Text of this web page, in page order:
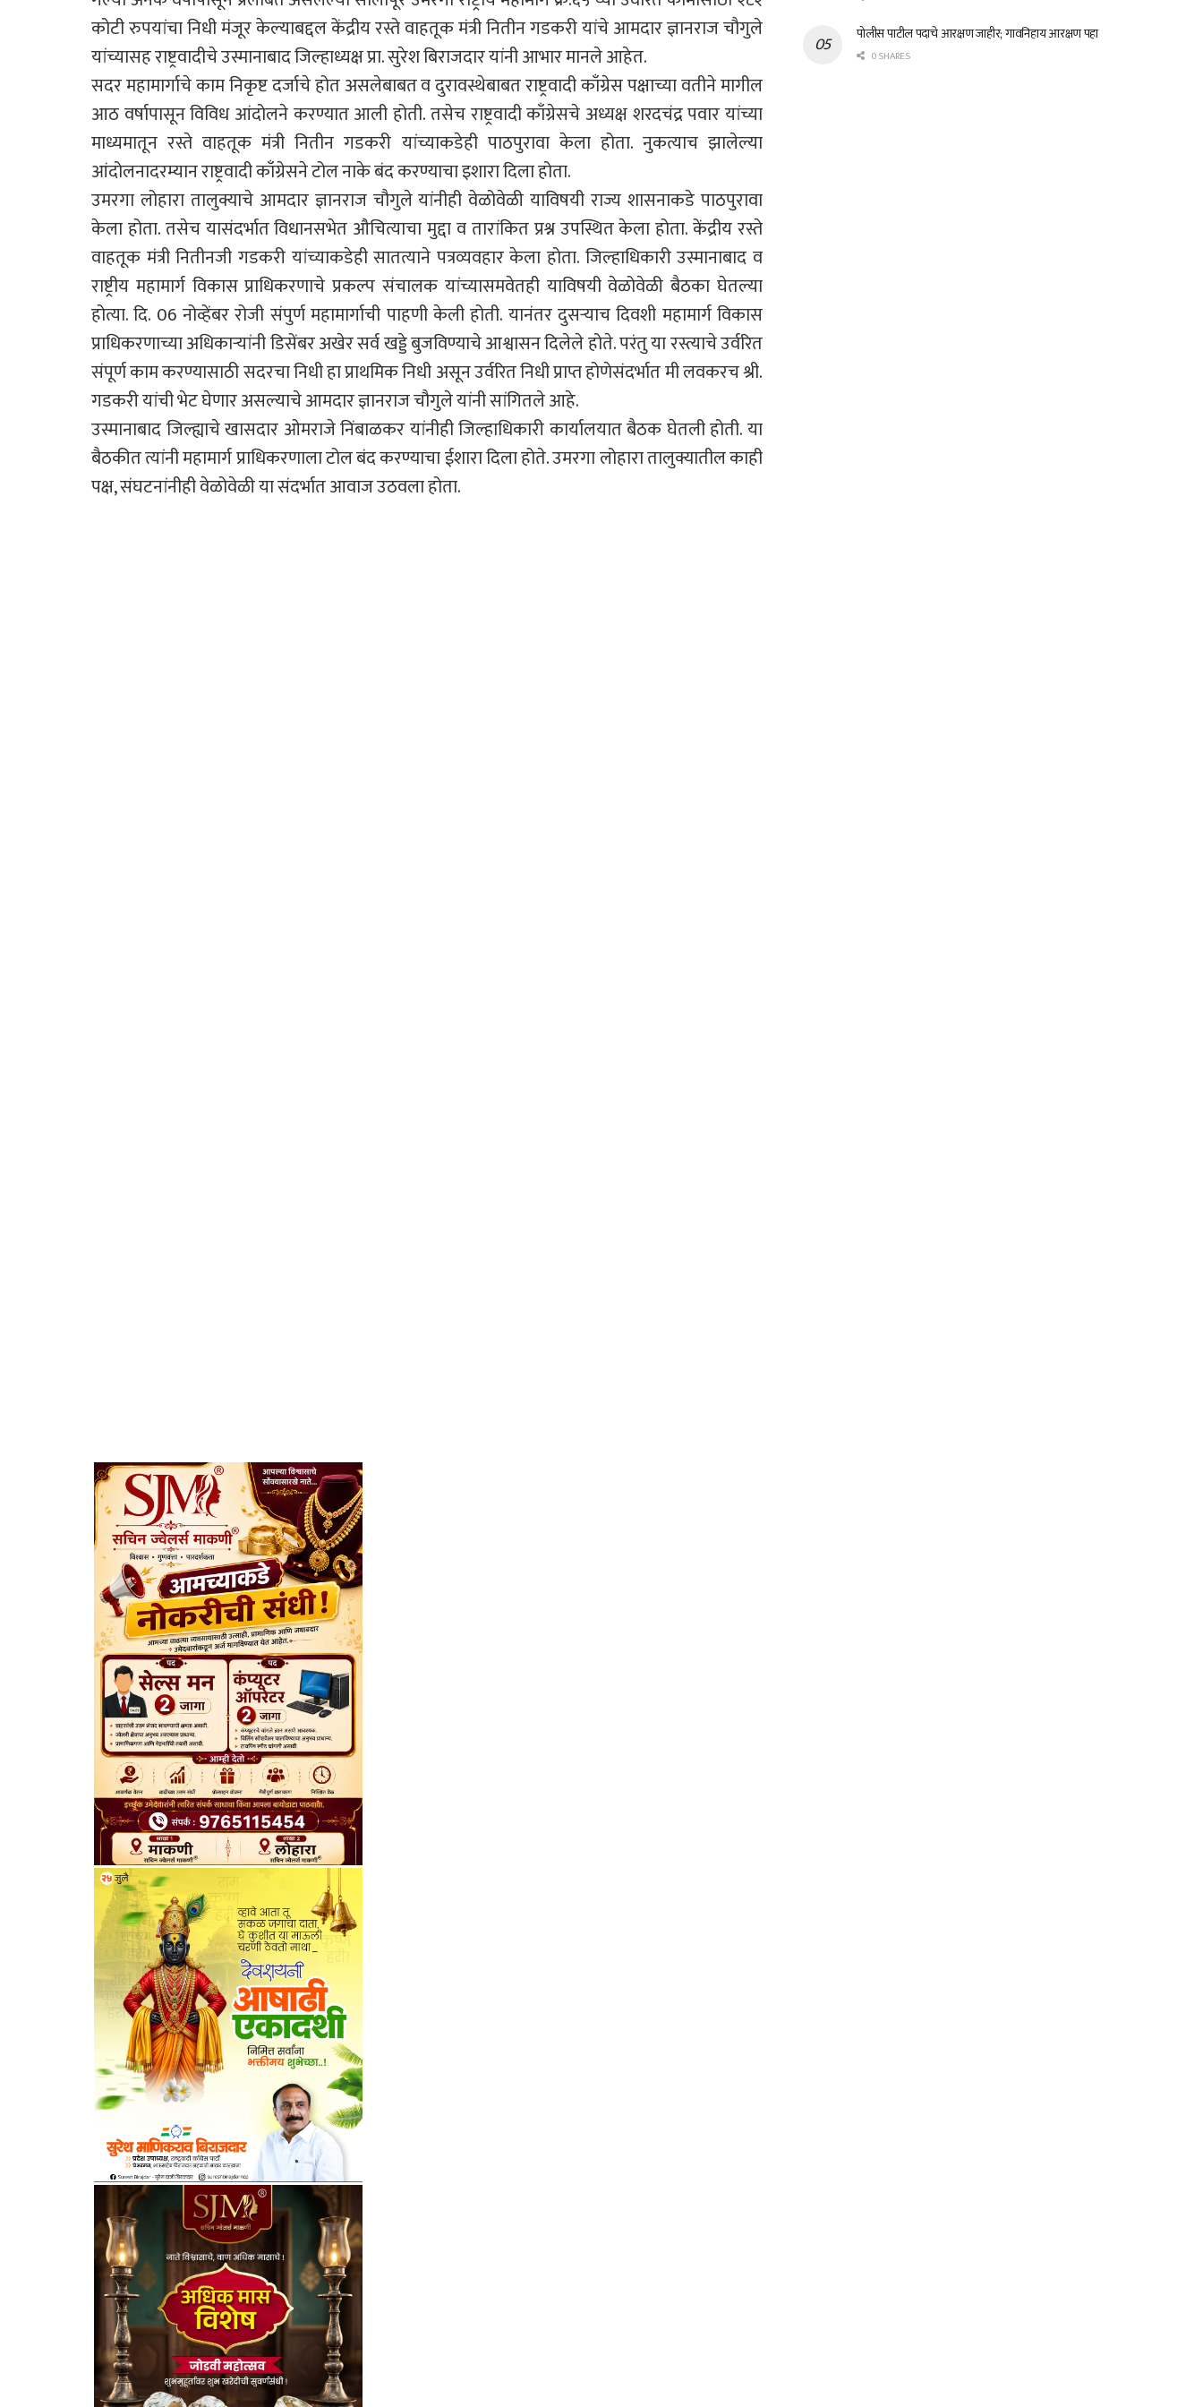
कोटी रुपयांचा निधी मंजूर केल्याबद्दल केंद्रीय रस्ते वाहतूक मंत्री नितीन गडकरी यांचे आमदार ज्ञानराज चौगुले
यांच्यासह राष्ट्रवादीचे उस्मानाबाद जिल्हाध्यक्ष प्रा. सुरेश बिराजदार यांनी आभार मानले आहेत.
सदर महामार्गाचे काम निकृष्ट दर्जाचे होत असलेबाबत व दुरावस्थेबाबत राष्ट्रवादी काँग्रेस पक्षाच्या वतीने मागील
आठ वर्षापासून विविध आंदोलने करण्यात आली होती. तसेच राष्ट्रवादी काँग्रेसचे अध्यक्ष शरदचंद्र पवार यांच्या
माध्यमातून रस्ते वाहतूक मंत्री नितीन गडकरी यांच्याकडेही पाठपुरावा केला होता. नुकत्याच झालेल्या
आंदोलनादरम्यान राष्ट्रवादी काँग्रेसने टोल नाके बंद करण्याचा इशारा दिला होता.
उमरगा लोहारा तालुक्याचे आमदार ज्ञानराज चौगुले यांनीही वेळोवेळी याविषयी राज्य शासनाकडे पाठपुरावा
केला होता. तसेच यासंदर्भात विधानसभेत औचित्याचा मुद्दा व तारांकित प्रश्न उपस्थित केला होता. केंद्रीय रस्ते
वाहतूक मंत्री नितीनजी गडकरी यांच्याकडेही सातत्याने पत्रव्यवहार केला होता. जिल्हाधिकारी उस्मानाबाद व
राष्ट्रीय महामार्ग विकास प्राधिकरणाचे प्रकल्प संचालक यांच्यासमवेतही याविषयी वेळोवेळी बैठका घेतल्या
होत्या. दि. 06 नोव्हेंबर रोजी संपुर्ण महामार्गाची पाहणी केली होती. यानंतर दुसऱ्याच दिवशी महामार्ग विकास
प्राधिकरणाच्या अधिकाऱ्यांनी डिसेंबर अखेर सर्व खड्डे बुजविण्याचे आश्वासन दिलेले होते. परंतु या रस्त्याचे उर्वरित
संपूर्ण काम करण्यासाठी सदरचा निधी हा प्राथमिक निधी असून उर्वरित निधी प्राप्त होणेसंदर्भात मी लवकरच श्री.
गडकरी यांची भेट घेणार असल्याचे आमदार ज्ञानराज चौगुले यांनी सांगितले आहे.
उस्मानाबाद जिल्ह्याचे खासदार ओमराजे निंबाळकर यांनीही जिल्हाधिकारी कार्यालयात बैठक घेतली होती. या
बैठकीत त्यांनी महामार्ग प्राधिकरणाला टोल बंद करण्याचा ईशारा दिला होते. उमरगा लोहारा तालुक्यातील काही
पक्ष, संघटनांनीही वेळोवेळी या संदर्भात आवाज उठवला होता.
पोलीस पाटील पदाचे आरक्षण जाहीर; गावनिहाय आरक्षण पहा
0 SHARES